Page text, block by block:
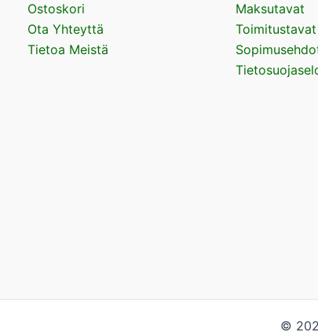
Ostoskori
Ota Yhteyttä
Tietoa Meistä
Maksutavat
Toimitustavat
©